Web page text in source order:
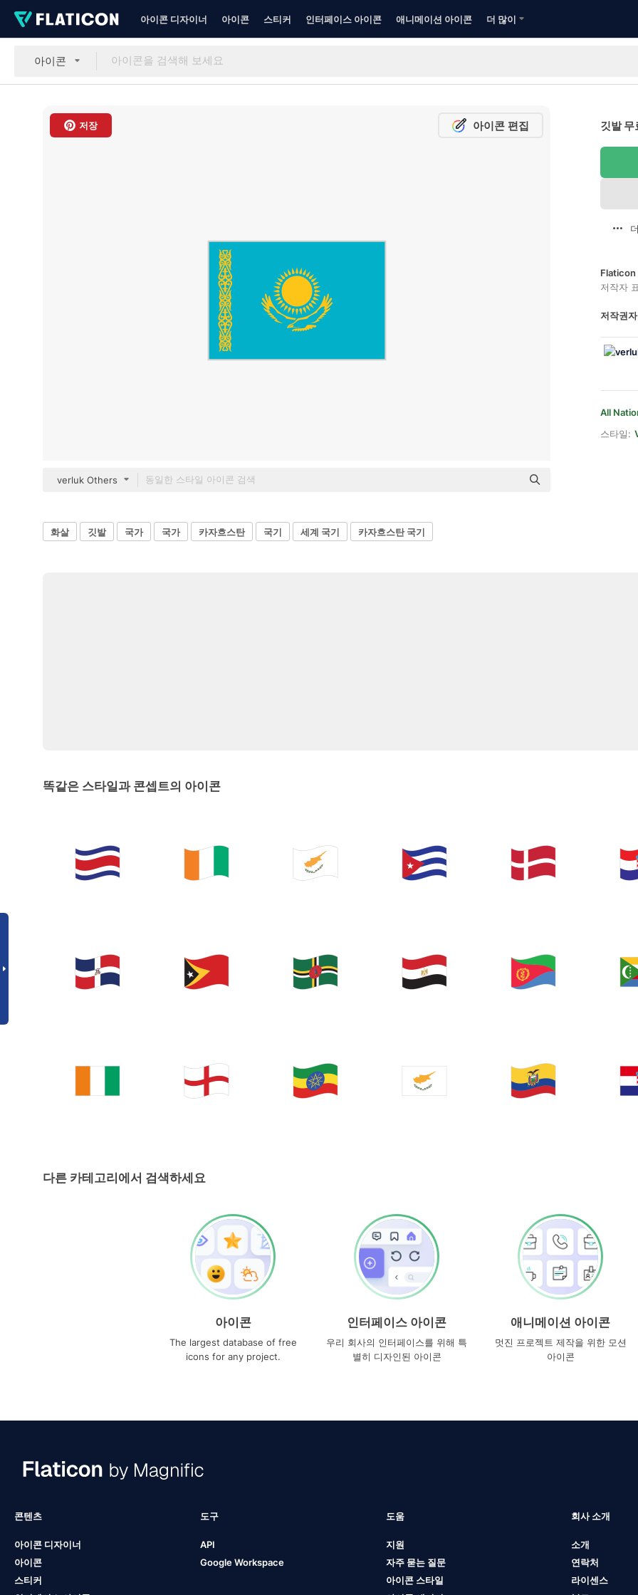
아이콘 디자이너 아이콘 스티커 인터페이스 아이콘 애니메이션 아이콘 더 많이
아이콘
저장 아이콘 편집
verluk Others
깃발 무
Flaticon
저작자
저작권
All
스타일:
화살 깃발 국가 국가 카자흐스탄 국기 세계 국기 카자흐스탄 국기
똑같은 스타일과 콘셉트의 아이콘
다른 카테고리에서 검색하세요
아이콘
The largest database of free
icons for any project.
인터페이스 아이콘
우리 회사의 인터페이스를 위해 특
별히 디자인된 아이콘
애니메이션 아이콘
멋진 프로젝트 제작을 위한 모션
아이콘
콘텐츠
아이콘 디자이너
아이콘
스티커
도구
API
Google Workspace
도움
지원
자주 묻는 질문
아이콘 스타일
회사 소개
소개
연락처
라이센스